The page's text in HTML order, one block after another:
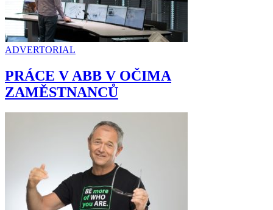
ADVERTORIAL
PRÁCE V ABB V OČIMA
ZAMĚSTNANCŮ